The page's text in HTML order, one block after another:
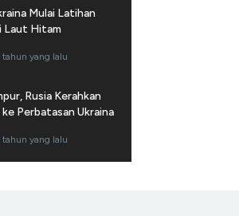
Mulai Latihan
Laut Hitam
tahun yang lalu
Rusia Kerahkan
ke Perbatasan Ukraina
tahun yang lalu